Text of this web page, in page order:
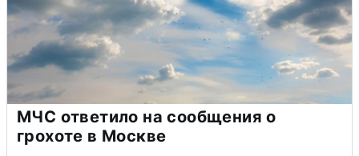
МЧС ответило на сообщения о
грохоте в Москве